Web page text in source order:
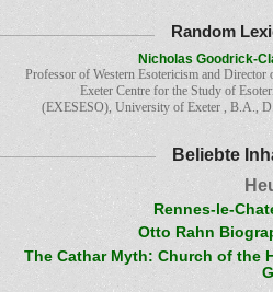
Random
Nicholas Goodrick-
Professor of Western Esotericism and Director
Exeter Centre for the Study of
(EXESESO), University of Exeter , B.A.,
Beliebte
Rennes-le-
Otto Rahn
The Cathar Myth: Church of the